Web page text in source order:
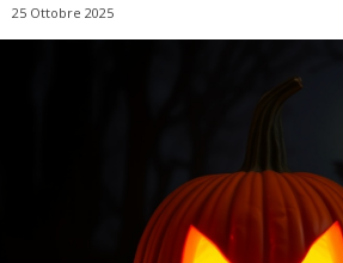
25 Ottobre 2025